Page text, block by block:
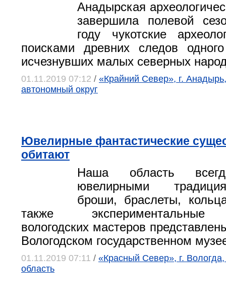
Анадырская
завершила полевой
году чукотские
поисками древних следов
исчезнувших малых северных
01.11.2019 07:12 / «Крайний Север», г.
автономный округ
Ювелирные фантастические
обитают
Наша область
ювелирными
броши, браслеты,
также экспериментальные
вологодских мастеров
Вологодском государственном
01.11.2019 07:11 / «Красный Север», г.
область